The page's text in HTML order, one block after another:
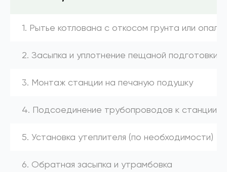
1. Рытье котлована с откосом грунта или
2. Засыпка и уплотнение пещаной подготовки
3. Монтаж станции на печаную подушку
4. Подсоединение трубопроводов к станции
5. Установка утеплителя (по необходимости)
6. Обратная засыпка и утрамбовка